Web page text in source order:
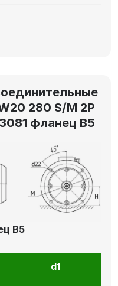
280 S/M 2P
фланец В5
В5
d1